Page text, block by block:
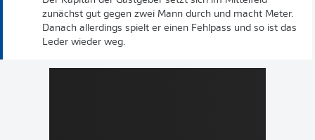
zunächst gut gegen zwei Mann durch und macht Meter.
Danach allerdings spielt er einen Fehlpass und so ist das
Leder wieder weg.